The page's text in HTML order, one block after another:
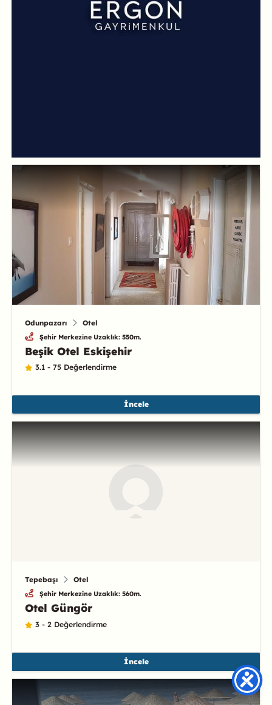
Odunpazarı Otel
Şehir Merkezine Uzaklık: 550m.
Beşik Otel Eskişehir
3.1 - 75 Değerlendirme
İncele
Tepebaşı Otel
Şehir Merkezine Uzaklık: 560m.
Otel Güngör
3 - 2 Değerlendirme
İncele